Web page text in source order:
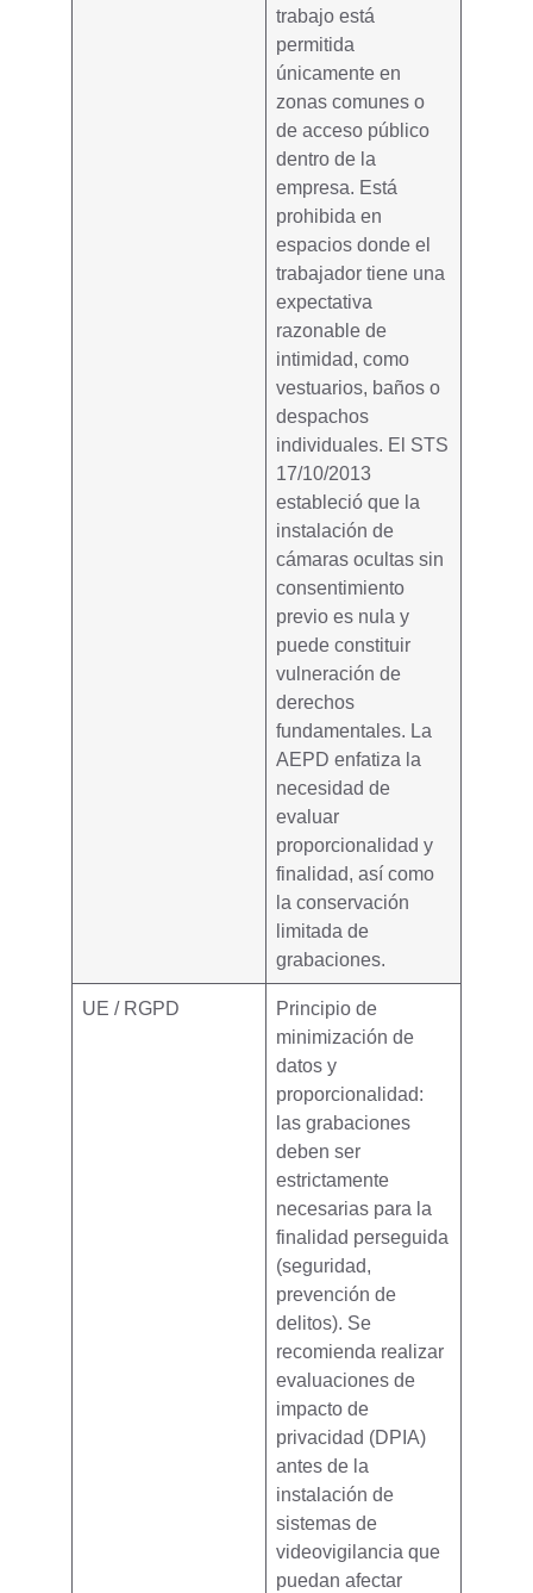
trabajo está
permitida
únicamente en
zonas comunes o
de acceso público
dentro de la
empresa. Está
prohibida en
espacios donde el
trabajador tiene una
expectativa
razonable de
intimidad, como
vestuarios, baños o
despachos
individuales. El STS
17/10/2013
estableció que la
instalación de
cámaras ocultas sin
consentimiento
previo es nula y
puede constituir
vulneración de
derechos
fundamentales. La
AEPD enfatiza la
necesidad de
evaluar
proporcionalidad y
finalidad, así como
la conservación
limitada de
grabaciones.
UE / RGPD
Principio de
minimización de
datos y
proporcionalidad:
las grabaciones
deben ser
estrictamente
necesarias para la
finalidad perseguida
(seguridad,
prevención de
delitos). Se
recomienda realizar
evaluaciones de
impacto de
privacidad (DPIA)
antes de la
instalación de
sistemas de
videovigilancia que
puedan afectar